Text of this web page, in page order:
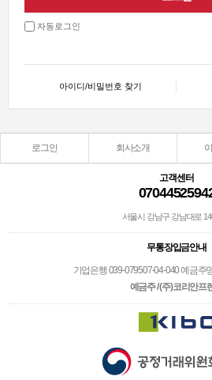
자동로그인
아이디/비밀번호 찾기
로그인 회사소개
고객센터
서울시 강남구 강남대로
무통장입금안내
기업은행 039-079507-04-040 예금주
예금주 / (주)코리안프